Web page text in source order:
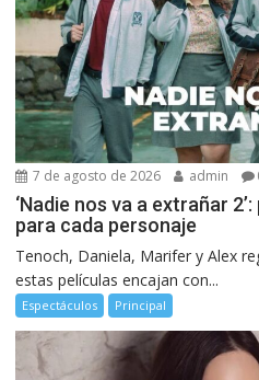
7 de agosto de 2026 admin
‘Nadie nos va a extrañar
para cada personaje
Tenoch, Daniela, Marifer y Alex
estas películas encajan con...
Espectáculos Principal